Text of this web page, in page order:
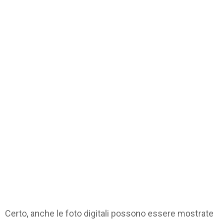
Certo, anche le foto digitali possono essere mostrate